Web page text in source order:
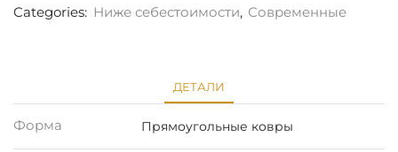
Categories: Ниже себестоимости, Современные
ДЕТАЛИ
Форма Прямоугольные ковры